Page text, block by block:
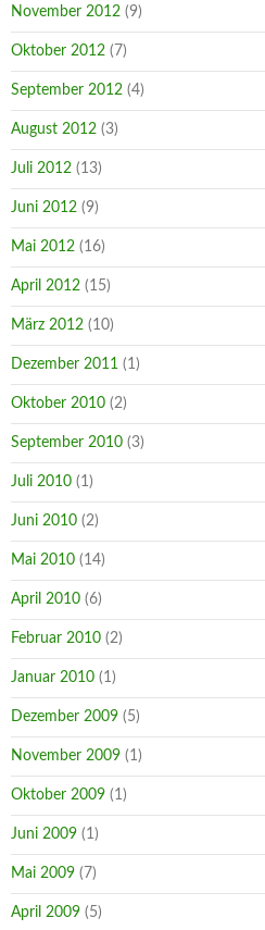
November 2012 (9)
Oktober 2012 (7)
September 2012 (4)
August 2012 (3)
Juli 2012 (13)
Juni 2012 (9)
Mai 2012 (16)
April 2012 (15)
März 2012 (10)
Dezember 2011 (1)
Oktober 2010 (2)
September 2010 (3)
Juli 2010 (1)
Juni 2010 (2)
Mai 2010 (14)
April 2010 (6)
Februar 2010 (2)
Januar 2010 (1)
Dezember 2009 (5)
November 2009 (1)
Oktober 2009 (1)
Juni 2009 (1)
Mai 2009 (7)
April 2009 (5)